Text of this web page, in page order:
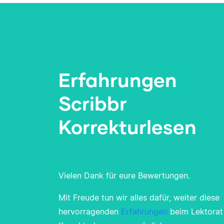
Erfahrungen
Scribbr
Korrekturlesen
Vielen Dank für eure Bewertungen.
Mit Freude tun wir alles dafür, weiter diese
hervorragenden Erfahrungen beim